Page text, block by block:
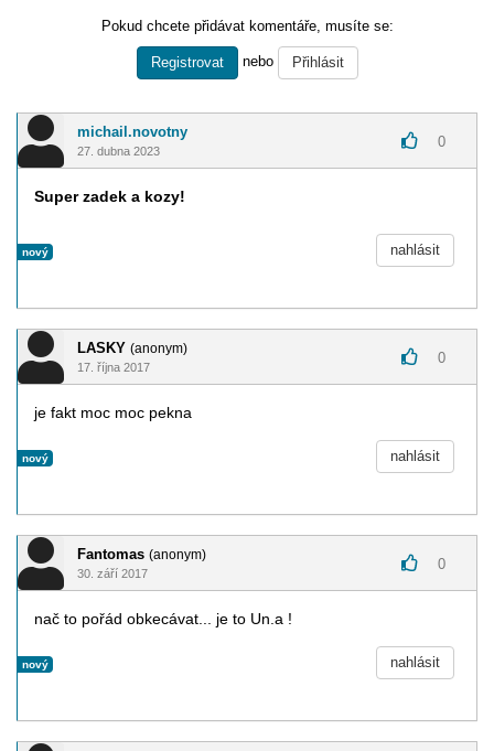
Pokud chcete přidávat komentáře, musíte se:
Registrovat nebo Přihlásit
michail.novotny
27. dubna 2023
0
Super zadek a kozy!
nový nahlásit
LASKY (anonym)
17. října 2017
0
je fakt moc moc pekna
nový nahlásit
Fantomas (anonym)
30. září 2017
0
nač to pořád obkecávat... je to Un.a !
nový nahlásit